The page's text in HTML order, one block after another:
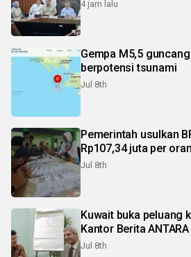
4 jam lalu
Gempa M5,5
berpotensi tsunami
Jul 8th
Pemerintah usulkan
Rp107,34 juta per
Jul 8th
Kuwait buka peluang
Kantor Berita
Jul 8th